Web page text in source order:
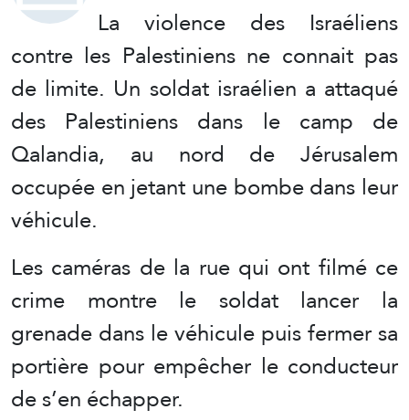
La violence des Israéliens
contre les Palestiniens ne connait pas
de limite. Un soldat israélien a attaqué
des Palestiniens dans le camp de
Qalandia, au nord de Jérusalem
occupée en jetant une bombe dans leur
véhicule.
Les caméras de la rue qui ont filmé ce
crime montre le soldat lancer la
grenade dans le véhicule puis fermer sa
portière pour empêcher le conducteur
de s’en échapper.